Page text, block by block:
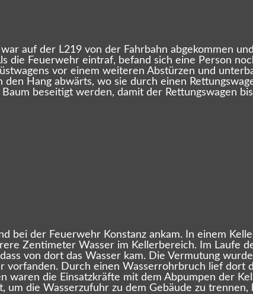
auf der L219 von der Fahrbahn abgekommen
Feuerwehr eintraf, befand sich eine Person
vor einem weiteren Abstürzen und
Hang abwärts, wo sie durch einen
beseitigt werden, damit der Rettungswagen
bei der Feuerwehr Konstanz ankam. In einem
Zentimeter Wasser im Kellerbereich. Im Laufe
von dort das Wasser kam. Die Vermutung
vorfanden. Durch einen Wasserrohrbruch lief dort
waren die Einsatzkräfte mit dem Abpumpen der
die Wasserzufuhr zu dem Gebäude zu trennen,